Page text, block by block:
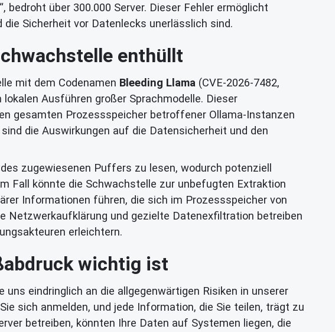
bedroht über 300.000 Server. Dieser Fehler ermöglicht
Sicherheit vor Datenlecks unerlässlich sind.
enthüllt
mit dem Codenamen Bleeding Llama (CVE-2026-7482,
Ausführen großer Sprachmodelle. Dieser
gesamten Prozessspeicher betroffener Ollama-Instanzen
die Auswirkungen auf die Datensicherheit und den
zugewiesenen Puffers zu lesen, wodurch potenziell
Fall könnte die Schwachstelle zur unbefugten Extraktion
Informationen führen, die sich im Prozessspeicher von
Netzwerkaufklärung und gezielte Datenexfiltration betreiben
erleichtern.
wichtig ist
eindringlich an die allgegenwärtigen Risiken in unserer
sich anmelden, und jede Information, die Sie teilen, trägt zu
betreiben, könnten Ihre Daten auf Systemen liegen, die